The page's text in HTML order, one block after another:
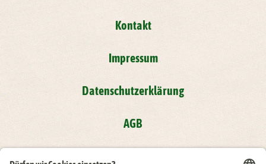
Kontakt
Impressum
Datenschutzerklärung
AGB